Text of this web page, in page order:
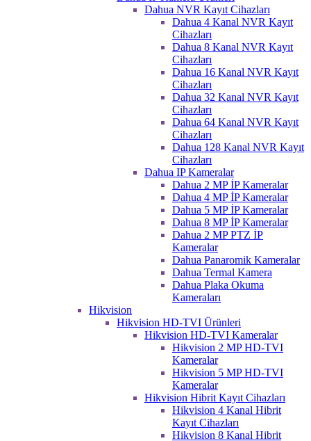
Dahua NVR Kayıt Cihazları
Dahua 4 Kanal NVR Kayıt
Cihazları
Dahua 8 Kanal NVR Kayıt
Cihazları
Dahua 16 Kanal NVR Kayıt
Cihazları
Dahua 32 Kanal NVR Kayıt
Cihazları
Dahua 64 Kanal NVR Kayıt
Cihazları
Dahua 128 Kanal NVR Kayıt
Cihazları
Dahua IP Kameralar
Dahua 2 MP İP Kameralar
Dahua 4 MP İP Kameralar
Dahua 5 MP İP Kameralar
Dahua 8 MP İP Kameralar
Dahua 2 MP PTZ İP
Kameralar
Dahua Panaromik Kameralar
Dahua Termal Kamera
Dahua Plaka Okuma
Kameraları
Hikvision
Hikvision HD-TVI Ürünleri
Hikvision HD-TVI Kameralar
Hikvision 2 MP HD-TVI
Kameralar
Hikvision 5 MP HD-TVI
Kameralar
Hikvision Hibrit Kayıt Cihazları
Hikvision 4 Kanal Hibrit
Kayıt Cihazları
Hikvision 8 Kanal Hibrit